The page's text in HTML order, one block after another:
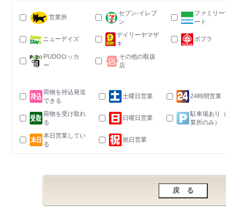
営業所
セブン-イレブ
ン
ファミリー
ート
ニューデイズ
デイリーヤマザ
キ
ポプラ
PUDOロッカ
ー
その他の取扱
店
荷物を持込発送
できる
土曜日営業 24時間営業
荷物を受け取れ
る
日曜日営業
駐車場あり
業所のみ）
本日営業してい
る
祝日営業